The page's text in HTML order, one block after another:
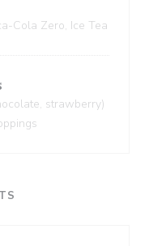
Cola Zero, Ice Tea
strawberry)